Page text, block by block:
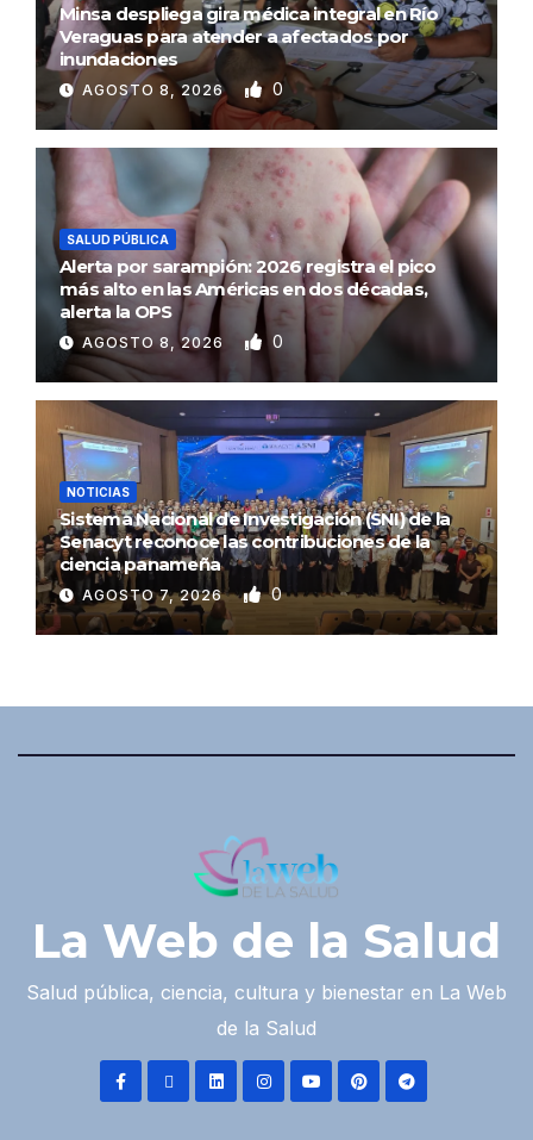
Minsa despliega gira médica integral en Río
Veraguas para atender a afectados por
inundaciones
AGOSTO 8, 2026 0
SALUD PÚBLICA
Alerta por sarampión: 2026 registra el pico
más alto en las Américas en dos décadas,
alerta la OPS
AGOSTO 8, 2026 0
NOTICIAS
Sistema Nacional de Investigación (SNI) de la
Senacyt reconoce las contribuciones de la
ciencia panameña
AGOSTO 7, 2026 0
La Web de la Salud
Salud pública, ciencia, cultura y bienestar en La Web
de la Salud